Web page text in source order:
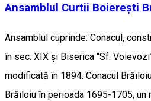
Ansamblul Curtii Boierești
Ansamblul cuprinde: Conacul,
în sec. XIX și Biserica "Sf.
modificată în 1894. Conacul
Brăiloiu în perioada 1695-1705, un